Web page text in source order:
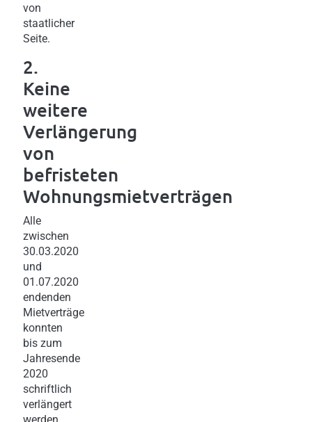
von
staatlicher
Seite.
2.
Keine
weitere
Verlängerung
von
befristeten
Wohnungsmietverträgen
Alle
zwischen
30.03.2020
und
01.07.2020
endenden
Mietverträge
konnten
bis zum
Jahresende
2020
schriftlich
verlängert